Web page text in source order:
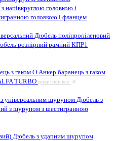
напівкруглою головкою і
головкою і фланцем
Дюбель поліпропіленовий
розпірний рамний КПР1
з гаком O Анкер баранець з гаком
TURBO дивитись все
універсальним шурупом Дюбель з
з шурупом з шестигранною
Дюбель з ударним шурупом